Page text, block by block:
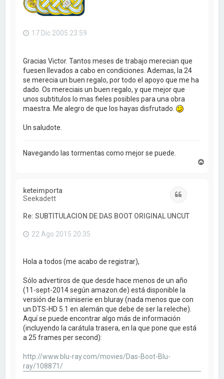
17 Dic 2005 23:59
Gracias Victor. Tantos meses de trabajo merecian que
fuesen llevados a cabo en condiciones. Ademas, la 24
se merecia un buen regalo, por todo el apoyo que me ha
dado. Os mereciais un buen regalo, y que mejor que
unos subtitulos lo mas fieles posibles para una obra
maestra. Me alegro de que los hayas disfrutado.
Un saludote.
Navegando las tormentas como mejor se puede.
keteimporta
Seekadett
Re: SUBTITULACION DE DAS BOOT ORIGINAL UNCUT
22 Ago 2015 20:35
Hola a todos (me acabo de registrar),
Sólo advertiros de que desde hace menos de un año
(11-sept-2014 según amazon.de) está disponible la
versión de la miniserie en bluray (nada menos que con
un DTS-HD 5.1 en alemán que debe de ser la releche).
Aquí se puede encontrar algo más de información
(incluyendo la carátula trasera, en la que pone que está
a 25 frames per second):
http://www.blu-ray.com/movies/Das-Boot-Blu-
ray/108871/